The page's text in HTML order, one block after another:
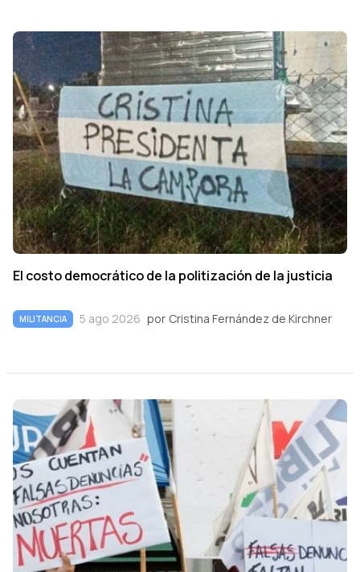
El costo democrático de la politización de la justicia
MILITANCIA 5 ago 2026 por Cristina Fernández de Kirchner